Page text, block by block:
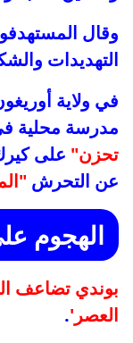
وقال
التهديدات
في ولاية
مدرسة محلية في 7 أكتوبر بعد أن كتبت
تحزن" على
عن التحرش
الهجوم
بوندي تضاعف
العصر'.